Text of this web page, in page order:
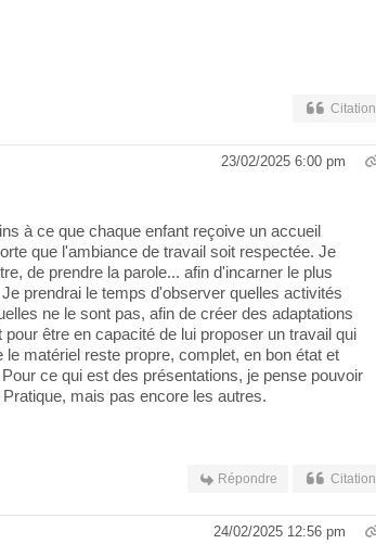
Citation
23/02/2025 6:00 pm
à ce que chaque enfant reçoive un accueil
que l'ambiance de travail soit respectée. Je
de prendre la parole... afin d'incarner le plus
prendrai le temps d'observer quelles activités
ne le sont pas, afin de créer des adaptations
être en capacité de lui proposer un travail qui
matériel reste propre, complet, en bon état et
ce qui est des présentations, je pense pouvoir
mais pas encore les autres.
Répondre Citation
24/02/2025 12:56 pm